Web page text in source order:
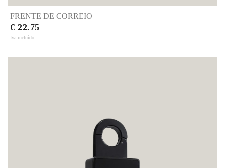
FRENTE DE CORREIO
€ 22.75
Iva incluído